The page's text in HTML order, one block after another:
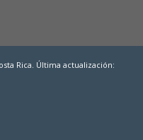
Rica. Última actualización: